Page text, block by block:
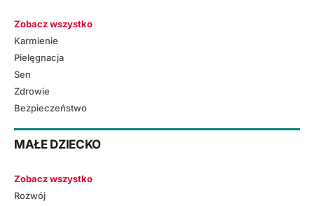
Zobacz wszystko
Karmienie
Pielęgnacja
Sen
Zdrowie
Bezpieczeństwo
MAŁE DZIECKO
Zobacz wszystko
Rozwój